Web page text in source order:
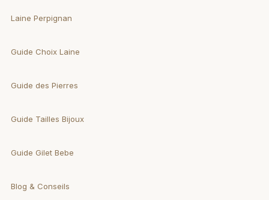
Laine Perpignan
Guide Choix Laine
Guide des Pierres
Guide Tailles Bijoux
Guide Gilet Bebe
Blog & Conseils